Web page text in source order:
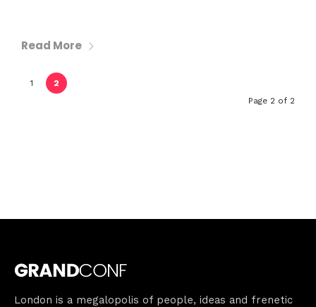
Read More
1
2
Page 2 of 2
London is a megalopolis of people, ideas and frenetic
Home